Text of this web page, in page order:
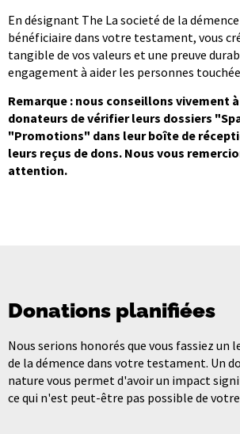
En désignant The La societé de la
bénéficiaire dans votre testament, vous
tangible de vos valeurs et une preuve
engagement à aider les personnes
Remarque : nous conseillons vivement
donateurs de vérifier leurs dossiers
"Promotions" dans leur boîte de
leurs reçus de dons. Nous vous
attention.
Donations planifiées
Nous serions honorés que vous fassiez un
de la démence dans votre testament. Un
nature vous permet d'avoir un impact
ce qui n'est peut-être pas possible de